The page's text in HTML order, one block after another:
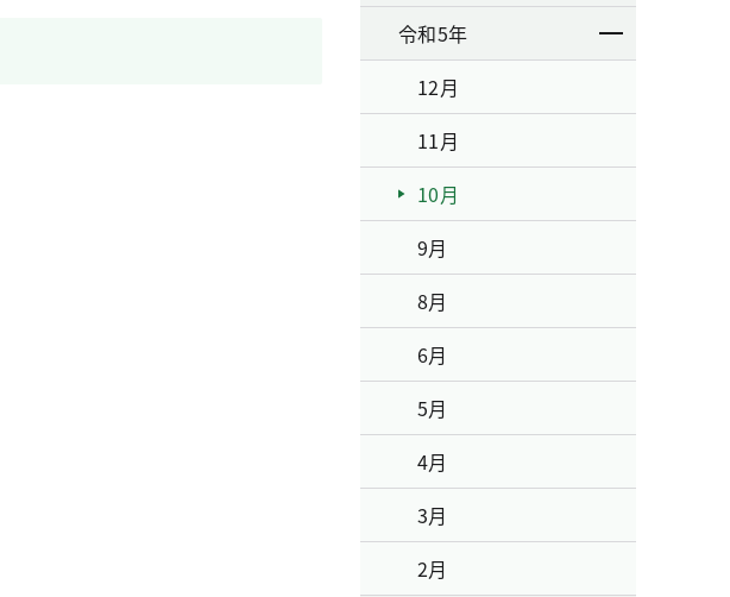
令和5年
12月
11月
10月
9月
8月
6月
5月
4月
3月
2月